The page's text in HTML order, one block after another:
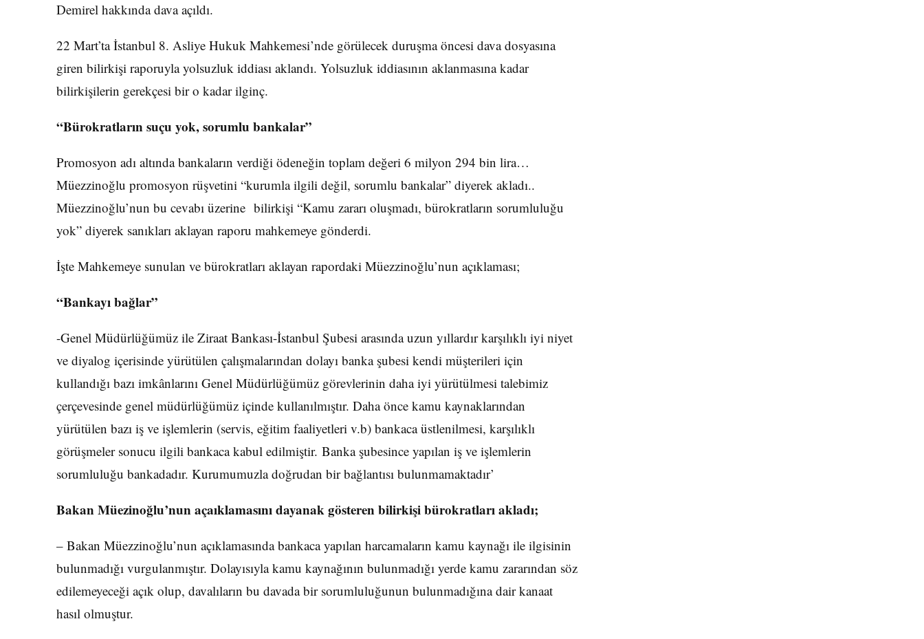
Demirel hakkında dava açıldı.
22 Mart’ta İstanbul 8. Asliye Hukuk Mahkemesi’nde görülecek duruşma öncesi dava dosyasına
giren bilirkişi raporuyla yolsuzluk iddiası aklandı. Yolsuzluk iddiasının aklanmasına kadar
bilirkişilerin gerekçesi bir o kadar ilginç.
“Bürokratların suçu yok, sorumlu bankalar”
Promosyon adı altında bankaların verdiği ödeneğin toplam değeri 6 milyon 294 bin lira…
Müezzinoğlu promosyon rüşvetini “kurumla ilgili değil, sorumlu bankalar” diyerek akladı..
Müezzinoğlu’nun bu cevabı üzerine bilirkişi “Kamu zararı oluşmadı, bürokratların sorumluluğu
yok” diyerek sanıkları aklayan raporu mahkemeye gönderdi.
İşte Mahkemeye sunulan ve bürokratları aklayan rapordaki Müezzinoğlu’nun açıklaması;
“Bankayı bağlar”
-Genel Müdürlüğümüz ile Ziraat Bankası-İstanbul Şubesi arasında uzun yıllardır karşılıklı iyi niyet
ve diyalog içerisinde yürütülen çalışmalarından dolayı banka şubesi kendi müşterileri için
kullandığı bazı imkânlarını Genel Müdürlüğümüz görevlerinin daha iyi yürütülmesi talebimiz
çerçevesinde genel müdürlüğümüz içinde kullanılmıştır. Daha önce kamu kaynaklarından
yürütülen bazı iş ve işlemlerin (servis, eğitim faaliyetleri v.b) bankaca üstlenilmesi, karşılıklı
görüşmeler sonucu ilgili bankaca kabul edilmiştir. Banka şubesince yapılan iş ve işlemlerin
sorumluluğu bankadadır. Kurumumuzla doğrudan bir bağlantısı bulunmamaktadır’
Bakan Müezinoğlu’nun açaıklamasını dayanak gösteren bilirkişi bürokratları akladı;
– Bakan Müezzinoğlu’nun açıklamasında bankaca yapılan harcamaların kamu kaynağı ile ilgisinin
bulunmadığı vurgulanmıştır. Dolayısıyla kamu kaynağının bulunmadığı yerde kamu zararından söz
edilemeyeceği açık olup, davalıların bu davada bir sorumluluğunun bulunmadığına dair kanaat
hasıl olmuştur.